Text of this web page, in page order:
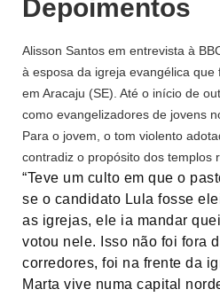
Depoimentos
Alisson Santos em entrevista à
à esposa da igreja evangélica
em Aracaju (SE). Até o início de
como evangelizadores de jovens
Para o jovem, o tom violento
contradiz o propósito dos templos
“Teve um culto em que o
se o candidato Lula fosse
as igrejas, ele ia mandar
votou nele. Isso não foi fora
corredores, foi na frente da
Marta vive numa capital